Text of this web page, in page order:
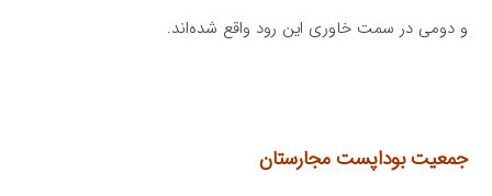
و دومی در سمت خاوری این رود واقع شده‌اند.
جمعیت بوداپست مجارستان